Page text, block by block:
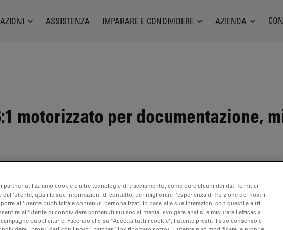
ASSISTENZA IMPARARE E CONDIVIDERE AZIENDA
motorizzato per documentazione,
Ci contatti per informazioni su prodotti alternativi recenti.
partner utilizziamo cookie e altre tecnologie di tracciamento, come pure alcuni dei dati fornitici
dall'utente, quali le sue informazioni di contatto, per migliorare l'esperienza di fruizione dei nostri
all'utente pubblicità e contenuti personalizzati in base alle sue interazioni con questi e altri
all'utente di condividere contenuti sui social media, svolgere analisi e misurare l'efficacia
pubblicitarie. Facendo clic su "Accetta tutti i cookie", l'utente presta il suo consenso e